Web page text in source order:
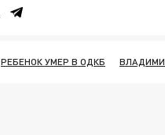
РЕБЕНОК УМЕР В ОДКБ